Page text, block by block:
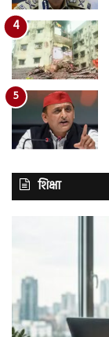
शिक्षा